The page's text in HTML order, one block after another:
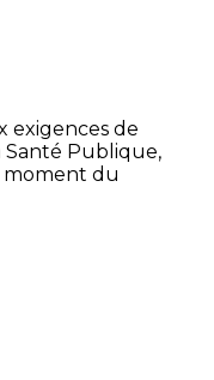
exigences de
Santé Publique,
moment du